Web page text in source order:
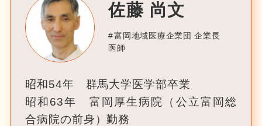
佐藤 尚文
富岡地域医療企業団 企業長
医師
昭和54年 群馬大学医学部卒業
昭和63年 富岡厚生病院（公立富岡総
合病院の前身）勤務